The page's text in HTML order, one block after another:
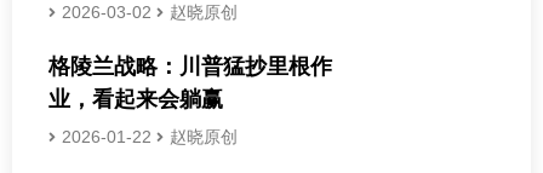
2026-03-02 赵晓原创
格陵兰战略：川普猛抄里根作
业，看起来会躺赢
2026-01-22 赵晓原创